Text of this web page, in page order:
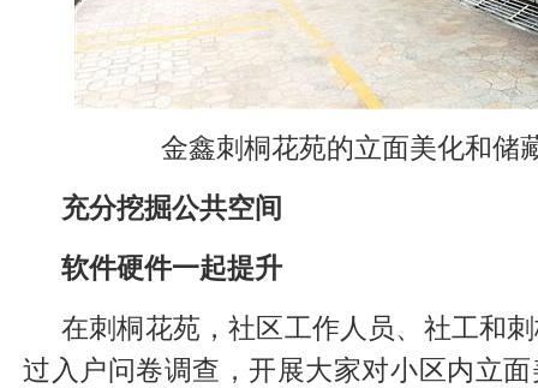
金鑫刺桐花苑的立面美化和储
充分挖掘公共空间
软件硬件一起提升
在刺桐花苑，社区工作人员、社工和
过入户问卷调查，开展大家对小区内立